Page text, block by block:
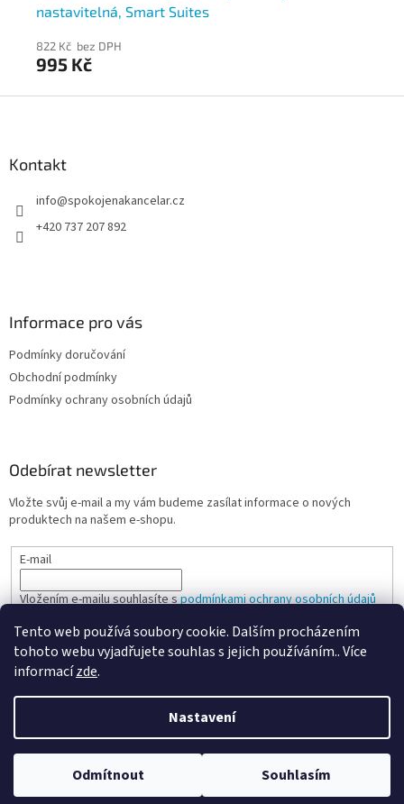
Tento web používá soubory cookie. Dalším procházením
tohoto webu vyjadřujete souhlas s jejich používáním.. Více
informacízde.
Nastavení
Odmítnout Souhlasím
nastavitelná, Smart Suites
822 Kč bez DPH
995 Kč
Kontakt
info@spokojenakancelar.cz
+420 737 207 892
Informace pro vás
Podmínky doručování
Obchodní podmínky
Podmínky ochrany osobních údajů
Odebírat newsletter
Vložte svůj e-mail a my vám budeme zasílat informace o nových
produktech na našem e-shopu.
E-mail
Vložením e-mailu souhlasíte spodmínkami ochrany osobních údajů
PŘIHLÁSIT SE
Vytvořil Shoptet
Copyright 2026Spokojená kancelář . Všechna práva vyhrazena.